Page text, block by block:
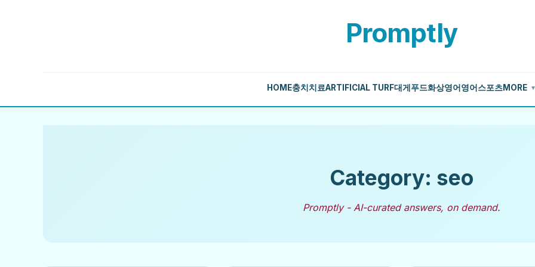
Promptly
HOME충치치료ARTIFICIAL TURF대게 푸드화상영어 영어 스포츠MORE
Category: seo
Promptly - AI-curated answers, on demand.